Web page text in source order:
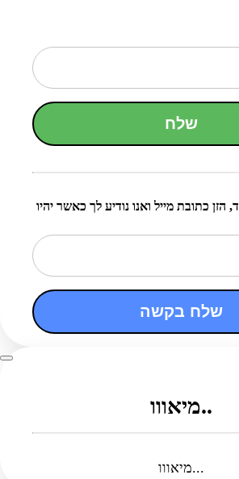
שלח
הזן כתובת מייל ואנו נודיע לך כאשר יהיו
שלח בקשה
מיאווו..
מיאווו...